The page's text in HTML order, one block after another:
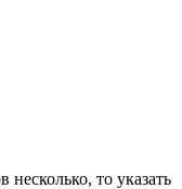
несколько, то указать